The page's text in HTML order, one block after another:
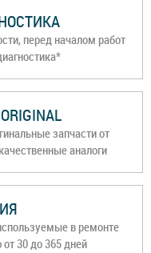
перед началом работ
запчасти от
аналоги
в ремонте
30 до 365 дней